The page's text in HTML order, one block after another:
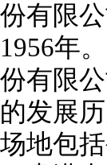
限公
年
有限
发展
地包